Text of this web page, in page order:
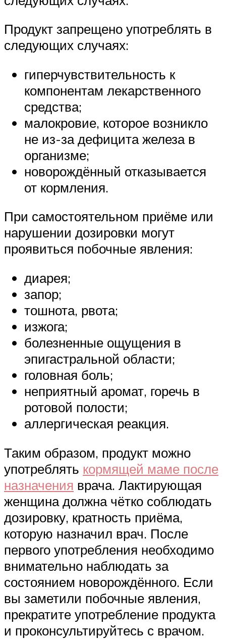
Продукт запрещено употреблять в
следующих случаях:
гиперчувствительность к
компонентам лекарственного
средства;
малокровие, которое возникло
не из-за дефицита железа в
организме;
новорождённый отказывается
от кормления.
При самостоятельном приёме или
нарушении дозировки могут
проявиться побочные явления:
диарея;
запор;
тошнота, рвота;
изжога;
болезненные ощущения в
эпигастральной области;
головная боль;
неприятный аромат, горечь в
ротовой полости;
аллергическая реакция.
Таким образом, продукт можно
употреблять кормящей маме после
назначения врача. Лактирующая
женщина должна чётко соблюдать
дозировку, кратность приёма,
которую назначил врач. После
первого употребления необходимо
внимательно наблюдать за
состоянием новорождённого. Если
вы заметили побочные явления,
прекратите употребление продукта
и проконсультируйтесь с врачом.